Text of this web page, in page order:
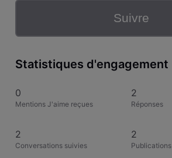
Suivre
Statistiques d'engagement
0
Mentions J'aime reçues
2
Réponses
2
Conversations suivies
2
Publications